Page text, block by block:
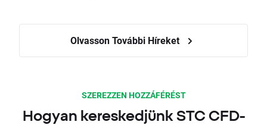
Olvasson További Híreket
SZEREZZEN HOZZÁFÉRÉST
Hogyan kereskedjünk STC CFD-